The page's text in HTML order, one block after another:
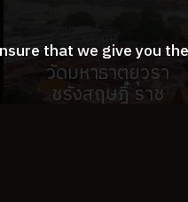
วัดมหาธาตุยุวรา
ชรังสฤษฎิ์ ราช
that we give you